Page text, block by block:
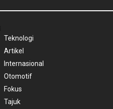
Teknologi
Artikel
Internasional
Otomotif
Fokus
Tajuk